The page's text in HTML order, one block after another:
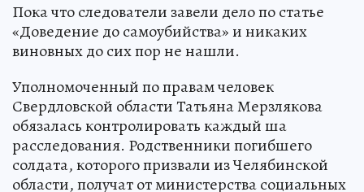
Пока что следователи завели дело по статье
«Доведение до самоубийства» и никаких
виновных до сих пор не нашли.
Уполномоченный по правам человек
Свердловской области Татьяна Мерзлякова
обязалась контролировать каждый ша
расследования. Родственники погибшего
солдата, которого призвали из Челябинской
области, получат от министерства социальных